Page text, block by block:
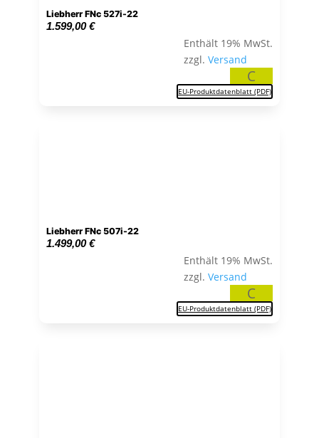
Liebherr FNc 527i-22
1.599,00€
Enthält 19% MwSt.
zzgl.Versand
C
EU-Produktdatenblatt (PDF)
Liebherr FNc 507i-22
1.499,00€
Enthält 19% MwSt.
zzgl.Versand
C
EU-Produktdatenblatt (PDF)